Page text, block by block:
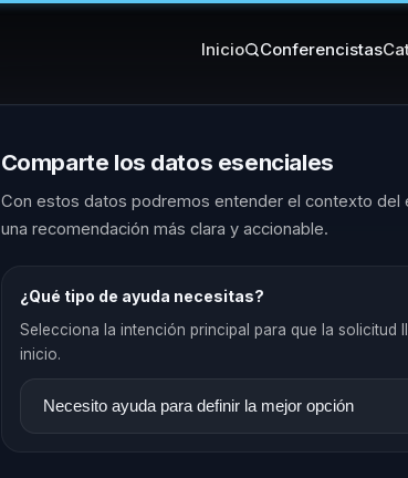
Inicio Conferencistas
Comparte los datos esenciales
Con estos datos podremos entender el contexto del
una recomendación más clara y accionable.
¿Qué tipo de ayuda necesitas?
Selecciona la intención principal para que la solicitud
inicio.